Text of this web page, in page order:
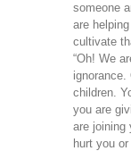
someone
are
cultivate
“Oh! We
children.
you are
are joining
hurt you